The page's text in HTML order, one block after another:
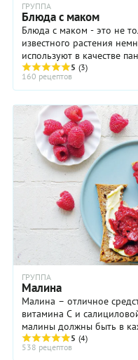
ГРУППА
Блюда с маком
Блюда с маком - это не
известного растения
используют в качестве
все-таки, маковые семена
5 (3)
160 рецептов
ГРУППА
Малина
Малина – отличное
витамина С и
малины должны быть в
пятиминутку или
5 (4)
538 рецептов